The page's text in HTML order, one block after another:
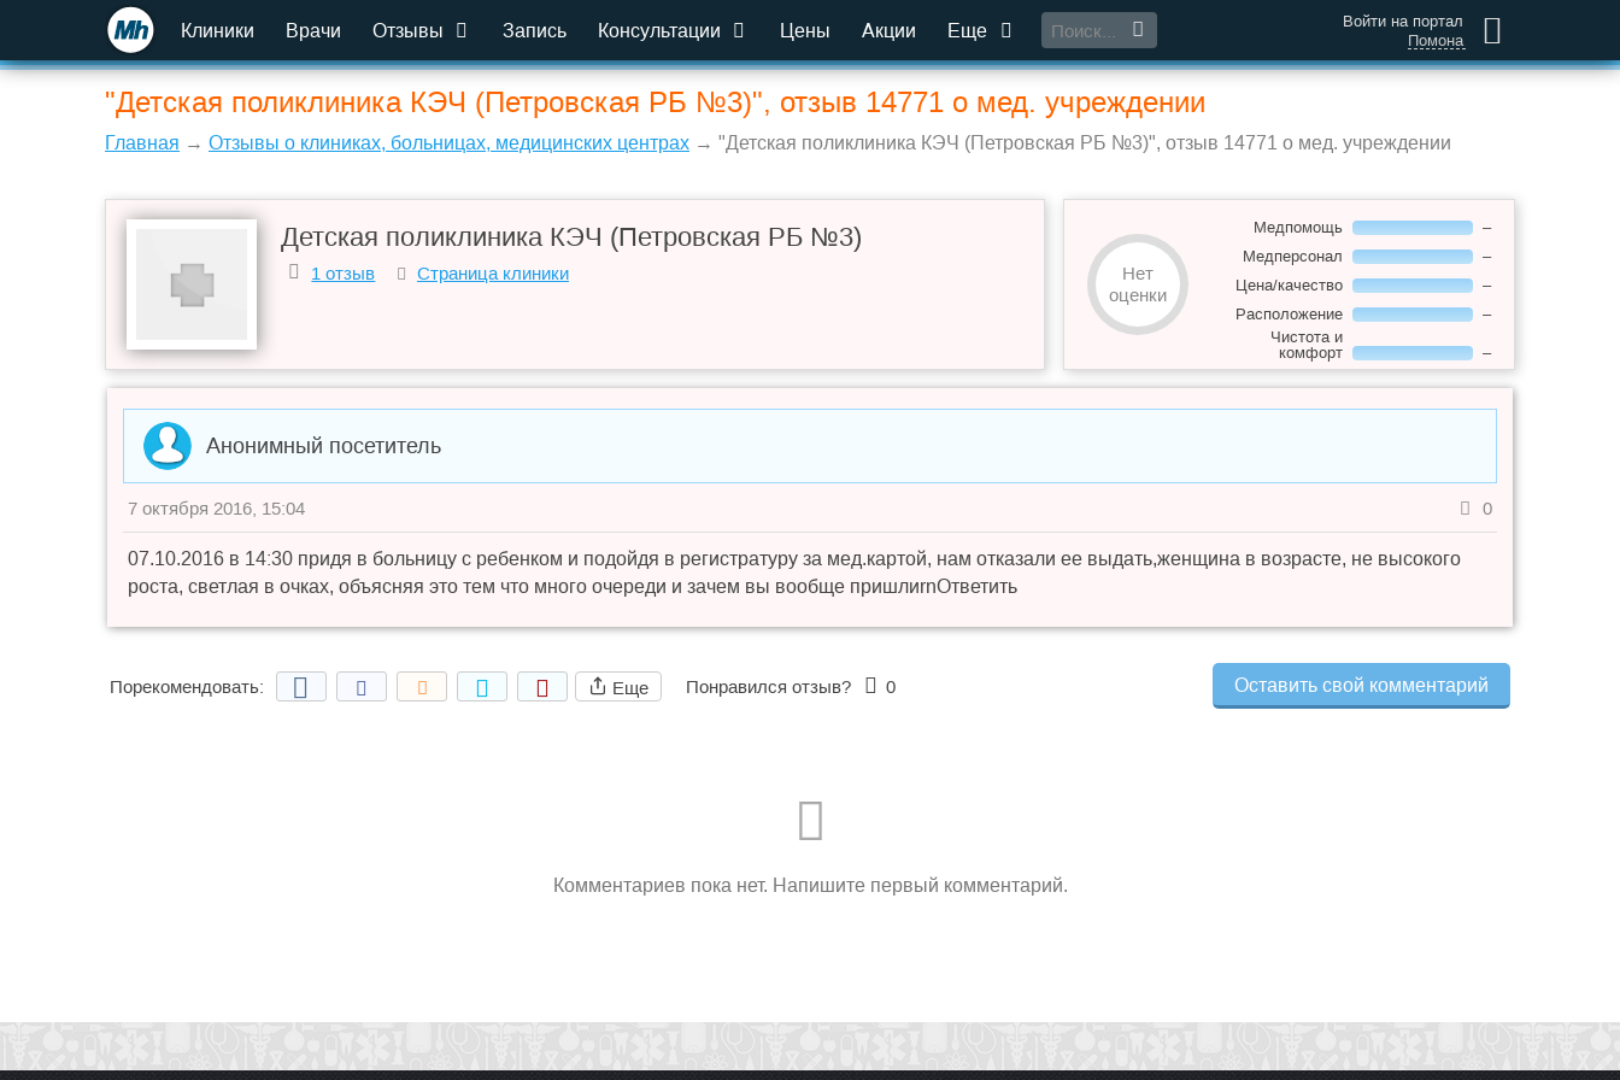
Клиники Врачи Отзывы Запись Консультации Цены Акции Еще
Войти на портал
Помона
"Детская поликлиника КЭЧ (Петровская РБ №3)", отзыв 14771 о мед. учреждении
Главная → Отзывы о клиниках, больницах, медицинских центрах → "Детская поликлиника КЭЧ (Петровская РБ №3)", отзыв 14771 о мед. учреждении
Детская поликлиника КЭЧ (Петровская РБ №3)
1 отзыв Страница клиники
Нет
оценки
Медпомощь
–
Медперсонал
–
Цена/качество
–
Расположение
–
Чистота и
комфорт
–
Анонимный посетитель
0
7 октября 2016, 15:04
07.10.2016 в 14:30 придя в больницу с ребенком и подойдя в регистратуру за мед.картой, нам отказали ее выдать,женщина в возрасте, не высокого
роста, светлая в очках, объясняя это тем что много очереди и зачем вы вообще пришлиrnОтветить
Оставить свой комментарий
Порекомендовать: Еще Понравился отзыв? 0
Комментариев пока нет. Напишите первый комментарий.